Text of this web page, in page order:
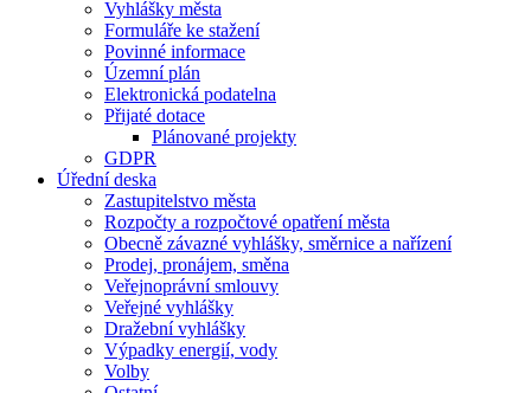
Vyhlášky města
Formuláře ke stažení
Povinné informace
Územní plán
Elektronická podatelna
Přijaté dotace
Plánované projekty
GDPR
Úřední deska
Zastupitelstvo města
Rozpočty a rozpočtové opatření města
Obecně závazné vyhlášky, směrnice a nařízení
Prodej, pronájem, směna
Veřejnoprávní smlouvy
Veřejné vyhlášky
Dražební vyhlášky
Výpadky energií, vody
Volby